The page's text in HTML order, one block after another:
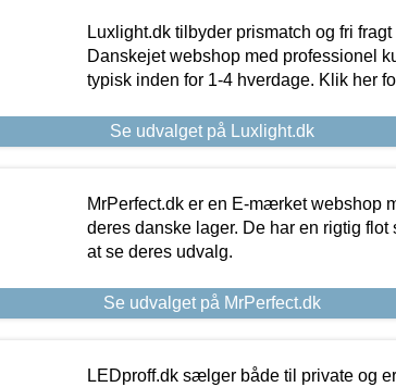
Luxlight.dk tilbyder prismatch og fri
Danskejet webshop med professionel
typisk inden for 1-4 hverdage. Klik her
Se udvalget på Luxlight.dk
MrPerfect.dk er en E-mærket webshop
deres danske lager. De har en rigtig
at se deres udvalg.
Se udvalget på MrPerfect.dk
LEDproff.dk sælger både til private og